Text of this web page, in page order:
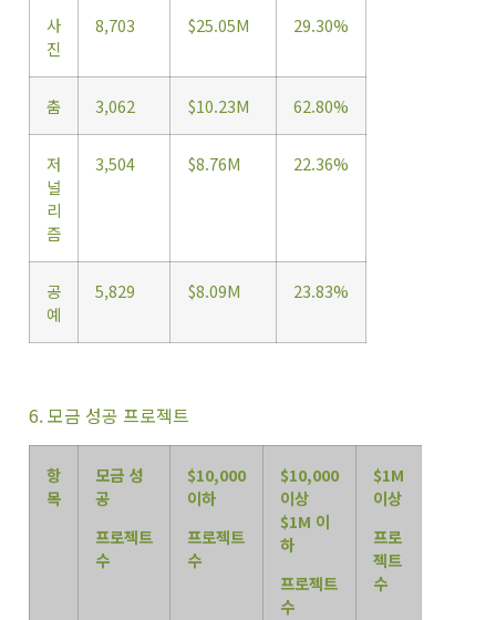
사
진
8,703 $25.05M 29.30%
춤 3,062 $10.23M 62.80%
저
널
리
즘
3,504 $8.76M 22.36%
공
예
5,829 $8.09M 23.83%
6. 모금 성공 프로젝트
항
목
모금 성
공
프로젝트
수
$10,000
이하
프로젝트
수
$10,000
이상
$1M 이
하
프로젝트
수
$1M
이상
프로
젝트
수